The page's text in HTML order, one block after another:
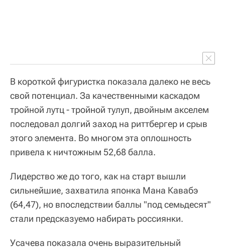
В короткой фигуристка показала далеко не весь
свой потенциал. За качественными каскадом
тройной лутц - тройной тулуп, двойным акселем
последовал долгий заход на риттбергер и срыв
этого элемента. Во многом эта оплошность
привела к ничтожным 52,68 балла.
Лидерство же до того, как на старт вышли
сильнейшие, захватила японка Мана Кавабэ
(64,47), но впоследствии баллы "под семьдесят"
стали предсказуемо набирать россиянки.
Усачева показала очень выразительный